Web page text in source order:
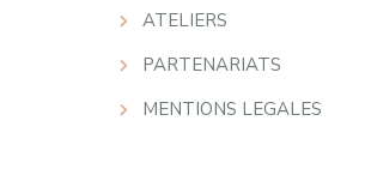
ATELIERS
PARTENARIATS
MENTIONS LEGALES